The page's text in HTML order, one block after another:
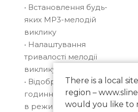
Дізнайтесь більше про Slinex
розумний застосунок для
Де можна використовувати
Slinex SK-07N Cloud ідеально
встановлення в квартирах,
офісах і невеликих
чудовий вибір для
• Встановлення будь-
яких MP3-мелодій
виклику
• Налаштування
тривалості мелодії
виклику
• Відображення
годинника на екрані
в режимі очікування
There is a local
region –
would you like to